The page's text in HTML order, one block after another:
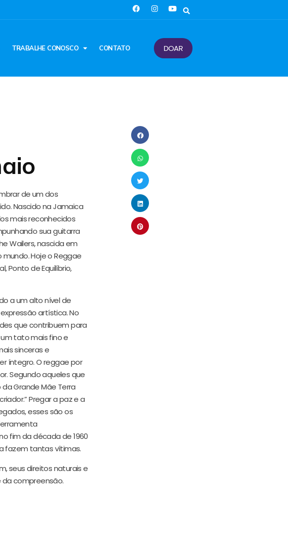
TRABALHE CONOSCO CONTATO DOAR
de um dos
Nascido na Jamaica
mais reconhecidos
sua guitarra
Wailers, nascida em
Hoje o Reggae
Ponto de Equilíbrio,
a um alto nível de
artística. No
que contribuem para
tato mais fino e
sinceras e
íntegro. O reggae por
Segundo aqueles que
Grande Mãe Terra
Pregar a paz e a
esses são os
fim da década de 1960
fazem tantas vítimas.
seus direitos naturais e
da compreensão.